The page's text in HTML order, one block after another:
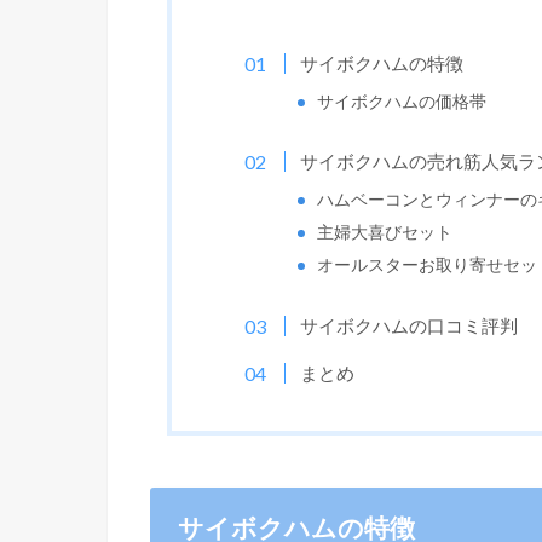
サイボクハムの特徴
サイボクハムの価格帯
サイボクハムの売れ筋人気ラ
ハムベーコンとウィンナーの
主婦大喜びセット
オールスターお取り寄せセッ
サイボクハムの口コミ評判
まとめ
サイボクハムの特徴